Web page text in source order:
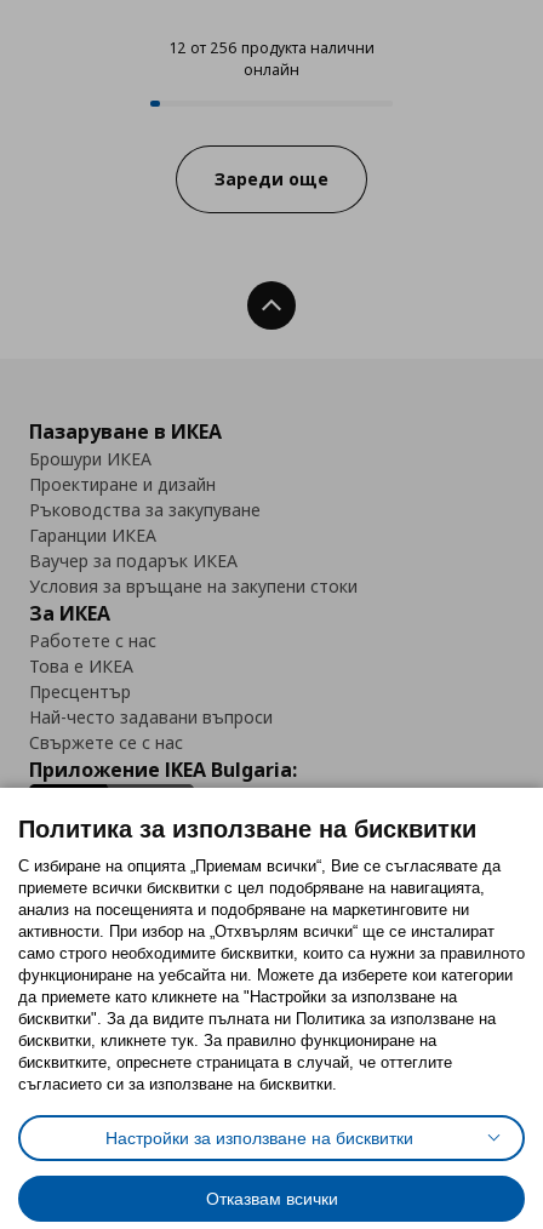
12 от 256 продукта налични
онлайн
12 от 256 продукта налични
Progress:
Зареди още
Нагоре
Пазаруване в ИКЕА
Брошури ИКЕА
Проектиране и дизайн
Ръководства за закупуване
Гаранции ИКЕА
Ваучер за подарък ИКЕА
Условия за връщане на закупени стоки
За ИКЕА
Работете с нас
Това е ИКЕА
Пресцентър
Най-често задавани въпроси
Свържете се с нас
Приложение IKEA Bulgaria:
Последвайте ни:
FacebookTwitterYoutubePinterestInstagram
Политика за използване на бисквитки (Cookies)
Избор на настройки за използване на бисквитки
Условия за ползване на ikea.bgОбща политика за личните данни
Политика за защита на личните данни на ikea.bg
Общи условия на програма IKEA Family
Политика за защита на лични данни на програма IKEA Family
Политика за използване на бисквитки
С избиране на опцията „Приемам всички“, Вие се съгласявате да
приемете всички бисквитки с цел подобряване на навигацията,
анализ на посещенията и подобряване на маркетинговите ни
активности. При избор на „Отхвърлям всички“ ще се инсталират
само строго необходимитe бисквитки, които са нужни за правилното
функциониране на уебсайта ни. Можете да изберете кои категории
да приемете като кликнете на "Настройки за използване на
бисквитки". За да видите пълната ни Политика за използване на
бисквитки, кликнете тук. За правилно функциониране на
бисквитките, опреснете страницата в случай, че оттеглите
съгласието си за използване на бисквитки.
Настройки за използване на бисквитки
Отказвам всички